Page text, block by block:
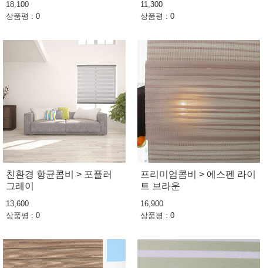
18,100
상품평 : 0
11,300
상품평 : 0
친환경 항균콤비 > 포플러
그레이
13,600
상품평 : 0
프리미엄콤비 > 에스펜 라이
트 브라운
16,900
상품평 : 0